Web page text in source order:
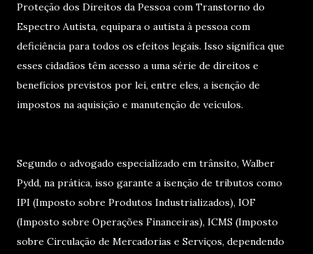
Proteção dos Direitos da Pessoa com Transtorno do
Espectro Autista, equipara o autista à pessoa com
deficiência para todos os efeitos legais. Isso significa que
esses cidadãos têm acesso a uma série de direitos e
benefícios previstos por lei, entre eles, a isenção de
impostos na aquisição e manutenção de veículos.
Segundo o advogado especializado em trânsito, Walber
Pydd, na prática, isso garante a isenção de tributos como
IPI (Imposto sobre Produtos Industrializados), IOF
(Imposto sobre Operações Financeiras), ICMS (Imposto
sobre Circulação de Mercadorias e Serviços, dependendo